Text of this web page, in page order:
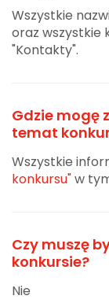
Wszystkie
oraz wszystkie
"Kontakty".
Gdzie mogę
temat
Wszystkie
konkursu"w
Czy muszę
konkursie?
Nie